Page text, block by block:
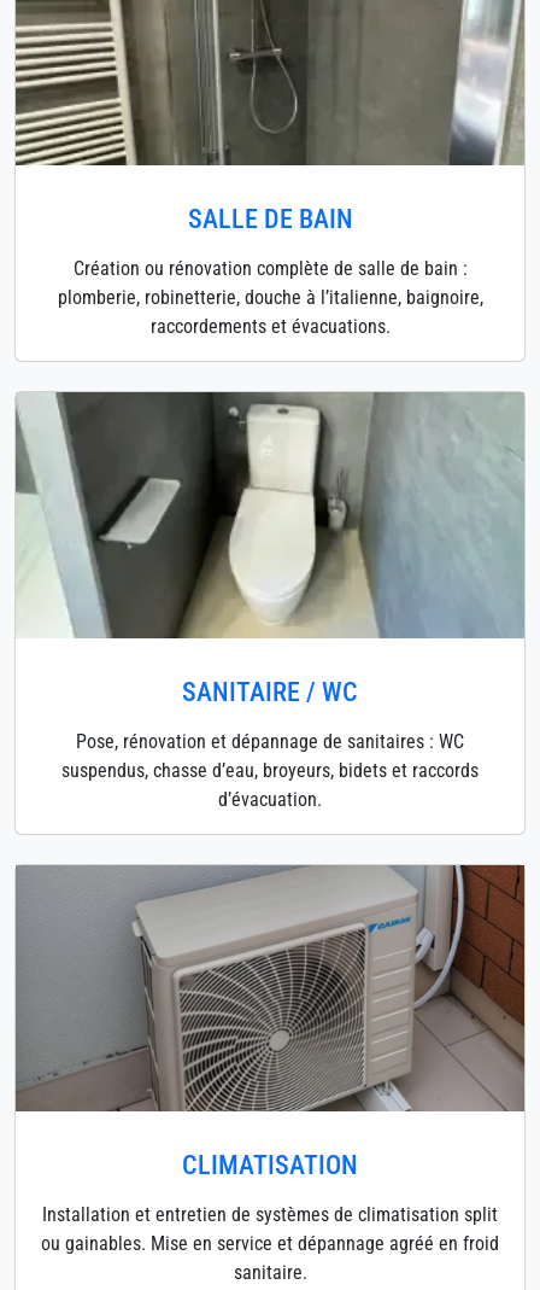
SALLE DE BAIN
Création ou rénovation complète de salle de bain :
plomberie, robinetterie, douche à l’italienne, baignoire,
raccordements et évacuations.
SANITAIRE / WC
Pose, rénovation et dépannage de sanitaires : WC
suspendus, chasse d’eau, broyeurs, bidets et raccords
d’évacuation.
CLIMATISATION
Installation et entretien de systèmes de climatisation split
ou gainables. Mise en service et dépannage agréé en froid
sanitaire.